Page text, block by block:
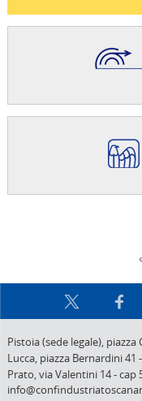
Pistoia (sede legale), piazza
Lucca, piazza Bernardini 41 -
Prato,via Valentini 14-cap